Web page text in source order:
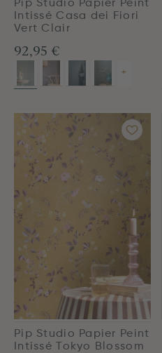
Pip Studio Papier Peint
Intissé Casa dei Fiori
Vert Clair
92,95 €
+
Pip Studio Papier Peint
Intissé Tokyo Blossom